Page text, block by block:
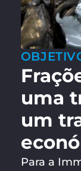
uma
um
Para a